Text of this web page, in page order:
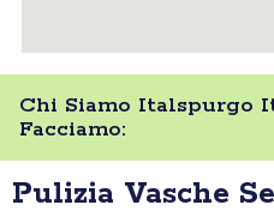
Chi Siamo Italspurgo
Facciamo:
Pulizia Vasche